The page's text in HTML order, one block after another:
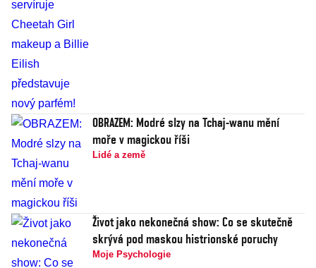
OBRAZEM: Modré slzy na Tchaj-wanu mění
moře v magickou říši
Lidé a země
Život jako nekonečná show: Co se skutečně
skrývá pod maskou histrionské poruchy
Moje Psychologie